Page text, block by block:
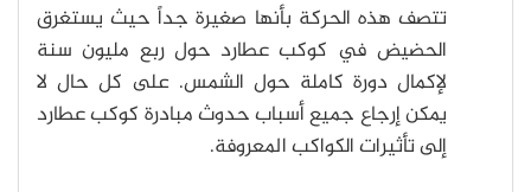
تتصف هذه الحركة بأنها صغيرة جداً حيث يستغرق
الحضيض في كوكب عطارد حول ربع مليون سنة
لإكمال دورة كاملة حول الشمس. على كل حال لا
يمكن إرجاع جميع أسباب حدوث مبادرة كوكب عطارد
إلى تأثيرات الكواكب المعروفة.